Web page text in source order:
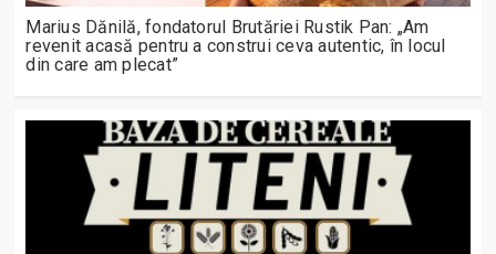
Marius Dănilă, fondatorul Brutăriei Rustik Pan: „Am
revenit acasă pentru a construi ceva autentic, în locul
din care am plecat”